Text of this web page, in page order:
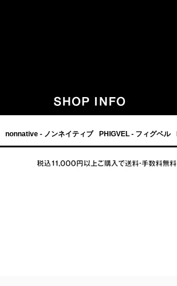
nonnative - ノンネイティブ PHIGVEL - フィグベル